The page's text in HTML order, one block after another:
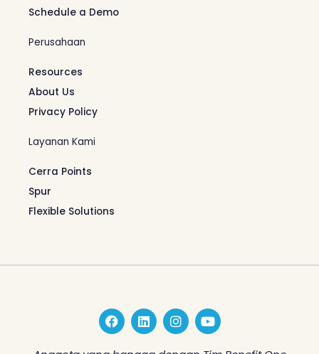
Schedule a Demo
Perusahaan
Resources
About Us
Privacy Policy
Layanan Kami
Cerra Points
Spur
Flexible Solutions
F
a
c
L
i
n
I
n
s
Y
o
u